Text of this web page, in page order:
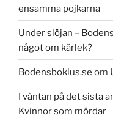
ensamma pojkarna
Under slöjan –
något om kärlek?
Bodensboklus.se om
I väntan på det sista
Kvinnor som mördar